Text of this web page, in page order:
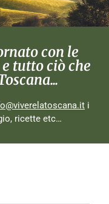
con le
tutto ciò che
i
ricette etc…